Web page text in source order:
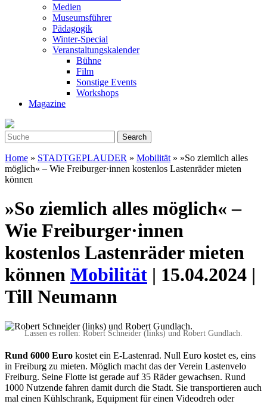
Medien
Museumsführer
Pädagogik
Winter-Special
Veranstaltungskalender
Bühne
Film
Sonstige Events
Workshops
Magazine
Home » STADTGEPLAUDER » Mobilität » »So ziemlich alles
möglich« – Wie Freiburger·innen kostenlos Lastenräder mieten
können
»So ziemlich alles möglich« –
Wie Freiburger·innen
kostenlos Lastenräder mieten
können Mobilität | 15.04.2024 |
Till Neumann
Lassen es rollen: Robert Schneider (links) und Robert Gundlach.
Rund 6000 Euro kostet ein E-Lastenrad. Null Euro kostet es, eins
in Freiburg zu mieten. Möglich macht das der Verein Lastenvelo
Freiburg. Seine Flotte ist gerade auf 35 Räder gewachsen. Rund
1000 Nutzende fahren damit durch die Stadt. Sie transportieren auch
mal einen Kühlschrank, Equipment für einen Videodreh oder